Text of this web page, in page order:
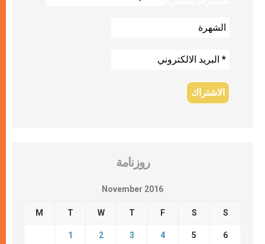
روزنامة
November 2016
M T W T F S S
1 2 3 4 5 6